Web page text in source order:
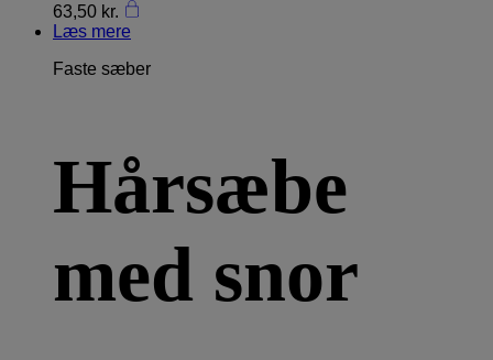
63,50 kr.
Læs mere
Faste sæber
Hårsæbe
med snor